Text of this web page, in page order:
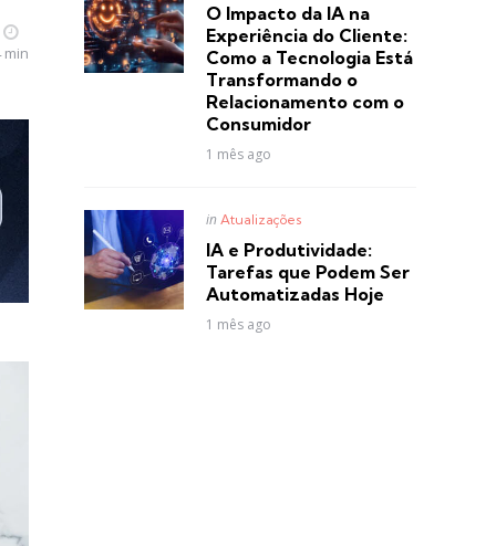
min
O Impacto da IA na
Experiência do Cliente:
Como a Tecnologia Está
Transformando o
Relacionamento com o
Consumidor
1 mês ago
Posted
in Atualizações
IA e Produtividade:
Tarefas que Podem Ser
Automatizadas Hoje
1 mês ago